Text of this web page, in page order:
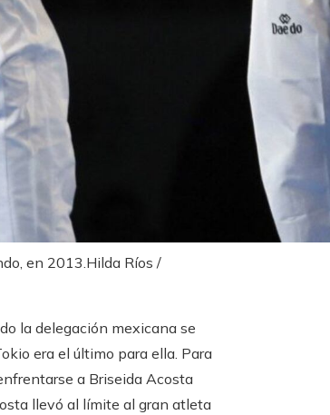
en 2013.Hilda Ríos /
la delegación mexicana se
era el último para ella. Para
a Briseida Acosta
llevó al límite al gran atleta